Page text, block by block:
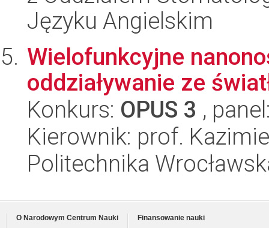
Języku Angielskim
Wielofunkcyjne
oddziaływanie ze
Konkurs: OPUS 3 ,
Kierownik: prof.
Politechnika
O Narodowym Centrum Nauki
Finansowanie nauki